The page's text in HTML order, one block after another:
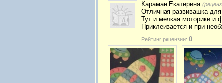
Караман Екатерина
Отличная развивашка
Тут и мелкая моторики и
Приклеивается и при
Рейтинг рецензии: 0